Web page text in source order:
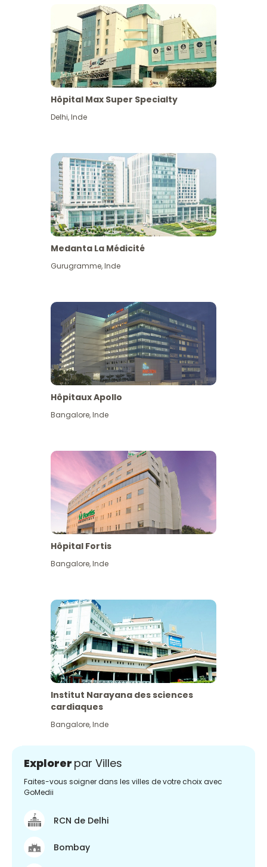
Hôpital Max Super Specialty
Delhi,Inde
Medanta La Médicité
Gurugramme,Inde
Hôpitaux Apollo
Bangalore,Inde
Hôpital Fortis
Bangalore,Inde
Institut Narayana des sciences
cardiaques
Bangalore,Inde
Explorer par Villes
Faites-vous soigner dans les villes de votre choix avec
GoMedii
RCN de Delhi
Bombay